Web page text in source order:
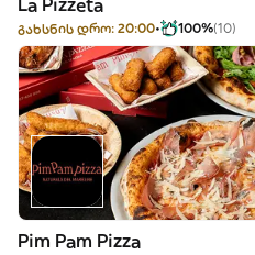
La Pizzeta
გახსნის დრო: 20:00 100%(10)
Pim Pam Pizza